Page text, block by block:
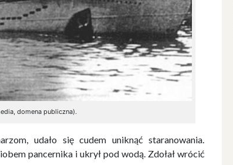
domena publiczna).
udało się cudem uniknąć staranowania.
pancernika i ukrył pod wodą. Zdołał wrócić